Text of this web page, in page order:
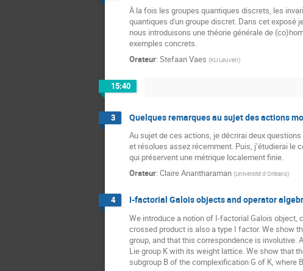
À la fois les groupes quantiques discrets, les
quantiques d'un groupe discret. Dans cet exposé
nous introduisons une théorie générale de
exemples concrets.
Orateur: Stefaan Vaes (KU Leuven)
15:40
3 Quelques remarques au sujet des actions
Au sujet de ces actions, je décrirai deux
et résolues assez récemment. Puis, j’étudierai le
qui préservent une métrique localement finie.
Orateur: Claire Anantharaman (Université d'Orléans)
4 I-factorial Galois objects and operator
We introduce a notion of I-factorial Galois object,
crossed product is also a type I factor. We show
group, and that this correspondence is
Lie group K with its weight lattice. We show that
subgroup B of the complexification G of K, where